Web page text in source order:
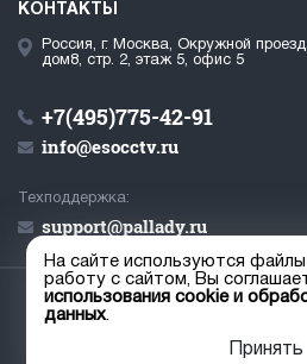
КОНТАКТЫ
Россия, г. Москва, Окружной проезд,
дом8, стр. 2, этаж 5, офис 5
+7(495)775-42-91
info@esocctv.ru
Техподдержка:
support@pallady.ru
Пользовательское
На сайте используются
работу с сайтом, Вы
использования cookie и
данных.
Принять